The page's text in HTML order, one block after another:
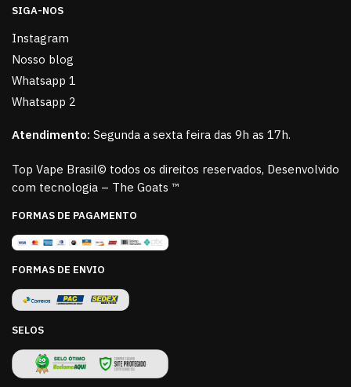
SIGA-NOS
Instagram
Nosso blog
Whatsapp 1
Whatsapp 2
Atendimento: Segunda a sexta feira das 9h as 17h.
Top Vape Brasil© todos os direitos reservados, Desenvolvido
com tecnologia – The Goats ™
FORMAS DE PAGAMENTO
FORMAS DE ENVIO
SELOS